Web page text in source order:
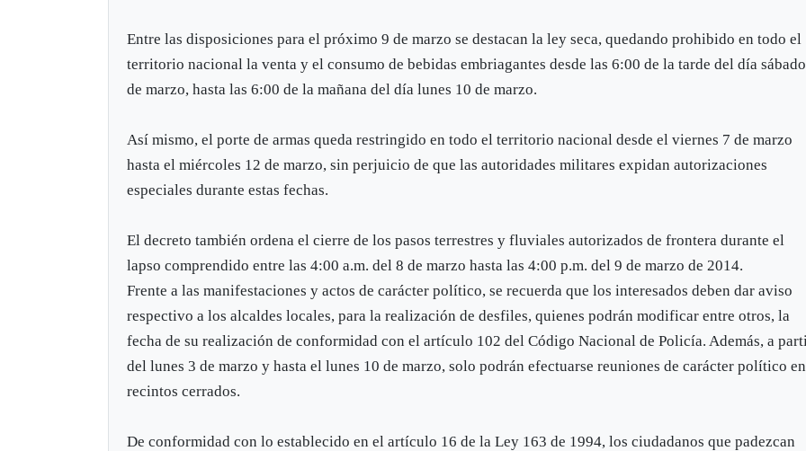
Entre las disposiciones para el próximo 9 de marzo se destacan la ley seca, quedando prohibido en todo el
territorio nacional la venta y el consumo de bebidas embriagantes desde las 6:00 de la tarde del día
de marzo, hasta las 6:00 de la mañana del día lunes 10 de marzo.
Así mismo, el porte de armas queda restringido en todo el territorio nacional desde el viernes 7 de marzo
hasta el miércoles 12 de marzo, sin perjuicio de que las autoridades militares expidan autorizaciones
especiales durante estas fechas.
El decreto también ordena el cierre de los pasos terrestres y fluviales autorizados de frontera durante el
lapso comprendido entre las 4:00 a.m. del 8 de marzo hasta las 4:00 p.m. del 9 de marzo de 2014.
Frente a las manifestaciones y actos de carácter político, se recuerda que los interesados deben dar aviso
respectivo a los alcaldes locales, para la realización de desfiles, quienes podrán modificar entre otros, la
fecha de su realización de conformidad con el artículo 102 del Código Nacional de Policía. Además, a
del lunes 3 de marzo y hasta el lunes 10 de marzo, solo podrán efectuarse reuniones de carácter político en
recintos cerrados.
De conformidad con lo establecido en el artículo 16 de la Ley 163 de 1994, los ciudadanos que padezcan